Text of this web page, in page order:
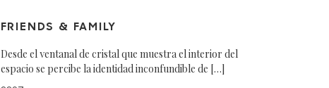
FRIENDS & FAMILY
Desde el ventanal de cristal que muestra el interior del
espacio se percibe la identidad inconfundible de […]